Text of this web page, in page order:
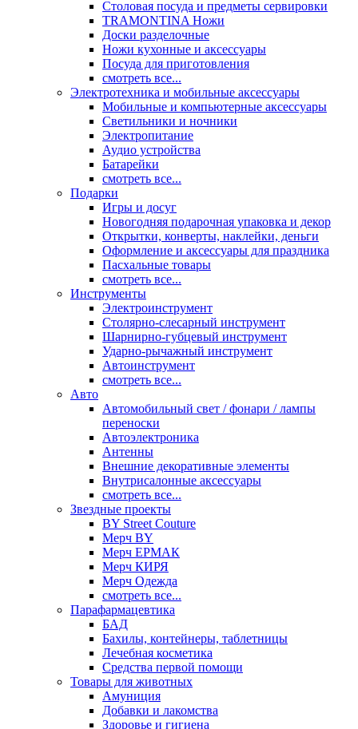
Столовая посуда и предметы сервировки
TRAMONTINA Ножи
Доски разделочные
Ножи кухонные и аксессуары
Посуда для приготовления
смотреть все...
Электротехника и мобильные аксессуары
Мобильные и компьютерные аксессуары
Светильники и ночники
Электропитание
Аудио устройства
Батарейки
смотреть все...
Подарки
Игры и досуг
Новогодняя подарочная упаковка и декор
Открытки, конверты, наклейки, деньги
Оформление и аксессуары для праздника
Пасхальные товары
смотреть все...
Инструменты
Электроинструмент
Столярно-слесарный инструмент
Шарнирно-губцевый инструмент
Ударно-рычажный инструмент
Автоинструмент
смотреть все...
Авто
Автомобильный свет / фонари / лампы
переноски
Автоэлектроника
Антенны
Внешние декоративные элементы
Внутрисалонные аксессуары
смотреть все...
Звездные проекты
BY Street Couture
Мерч BY
Мерч ЕРМАК
Мерч КИРЯ
Мерч Одежда
смотреть все...
Парафармацевтика
БАД
Бахилы, контейнеры, таблетницы
Лечебная косметика
Средства первой помощи
Товары для животных
Амуниция
Добавки и лакомства
Здоровье и гигиена